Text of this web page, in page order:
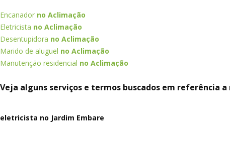
Encanador no Aclimação
Eletricista no Aclimação
Desentupidora no Aclimação
Marido de aluguel no Aclimação
Manutenção residencial no Aclimação
Veja alguns serviços e termos buscados em referência
eletricista no Jardim Embare